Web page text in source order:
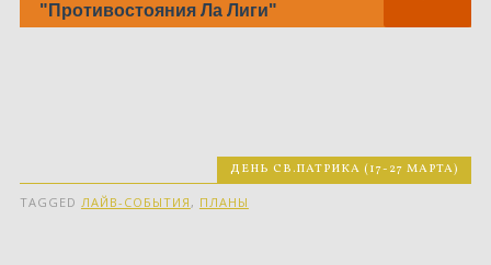
"Противостояния Ла Лиги"
ДЕНЬ СВ.ПАТРИКА (17-27 МАРТА)
TAGGED ЛАЙВ-СОБЫТИЯ , ПЛАНЫ